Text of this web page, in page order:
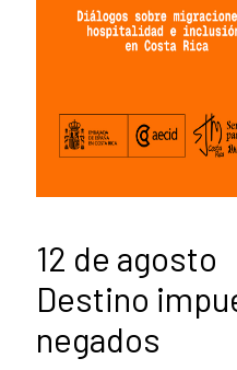
12 de agosto
Destino
negados